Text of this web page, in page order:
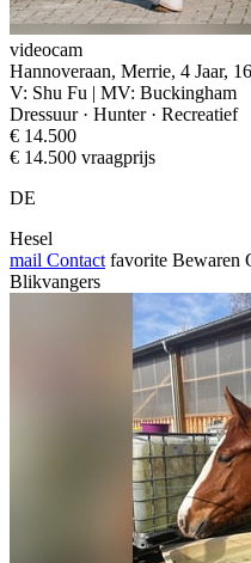
videocam
Hannoveraan, Merrie, 4 Jaar,
V: Shu Fu | MV: Buckingham
Dressuur · Hunter · Recreatief
€ 14.500
€ 14.500 vraagprijs
DE
Hesel
mail Contact favorite Bewaren
Blikvangers